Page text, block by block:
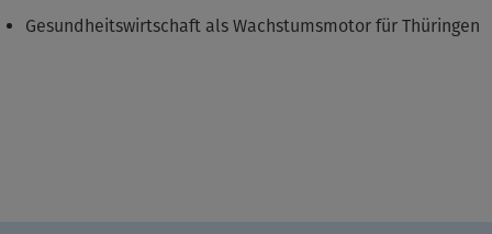
Gesundheitswirtschaft als Wachstumsmotor für Thüringen